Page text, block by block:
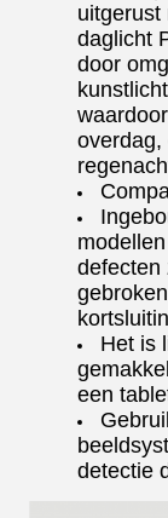
uitgerust
daglicht
door
overdag,
defecten
Het is
een
detectie